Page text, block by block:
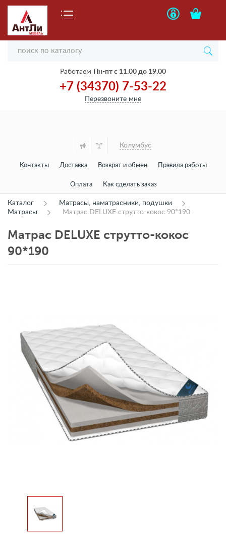
Работаем Пн-пт с 11.00 до 19.00
+7 (34370) 7-53-22
Перезвоните мне
Колумбус
Контакты Доставка Возврат и обмен Правила работы
Оплата Как сделать заказ
Каталог
Матрасы, наматрасники, подушки
Матрасы
Матрас DELUXE струтто-кокос 90*190
Матрас DELUXE струтто-кокос
90*190